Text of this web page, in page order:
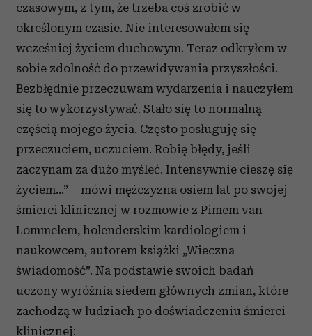
czasowym, z tym, że trzeba coś zrobić w
określonym czasie. Nie interesowałem się
wcześniej życiem duchowym. Teraz odkryłem w
sobie zdolność do przewidywania przyszłości.
Bezbłędnie przeczuwam wydarzenia i nauczyłem
się to wykorzystywać. Stało się to normalną
częścią mojego życia. Często posługuję się
przeczuciem, uczuciem. Robię błędy, jeśli
zaczynam za dużo myśleć. Intensywnie cieszę się
życiem...” – mówi mężczyzna osiem lat po swojej
śmierci klinicznej w rozmowie z Pimem van
Lommelem, holenderskim kardiologiem i
naukowcem, autorem książki „Wieczna
świadomość”. Na podstawie swoich badań
uczony wyróżnia siedem głównych zmian, które
zachodzą w ludziach po doświadczeniu śmierci
klinicznej: